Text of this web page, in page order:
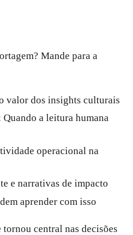
Mande para a
valor dos insights culturais
Quando a leitura humana
operacional na
e narrativas de impacto
aprender com isso
central nas decisões